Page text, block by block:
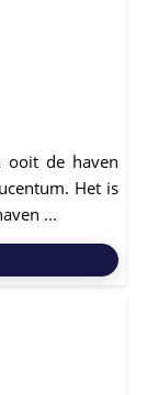
ooit de haven
Het is
...